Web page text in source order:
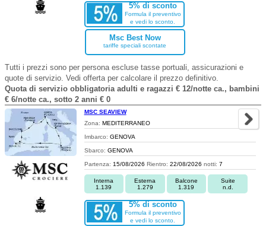
5% di sconto
Formula il preventivo
e vedi lo sconto.
Msc Best Now
tariffe speciali scontate
Tutti i prezzi sono per persona escluse tasse portuali, assicurazioni e
quote di servizio. Vedi offerta per calcolare il prezzo definitivo.
Quota di servizio obbligatoria adulti e ragazzi € 12/notte ca., bambini
€ 6/notte ca., sotto 2 anni € 0
MSC SEAVIEW
Zona: MEDITERRANEO
Imbarco: GENOVA
Sbarco: GENOVA
Partenza: 15/08/2026 Rientro: 22/08/2026 notti: 7
Interna
1.139
Esterna
1.279
Balcone
1.319
Suite
n.d.
5% di sconto
Formula il preventivo
e vedi lo sconto.